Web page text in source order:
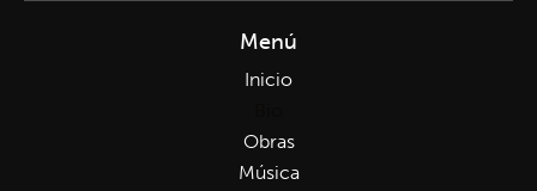
Menú
Inicio
Obras
Música